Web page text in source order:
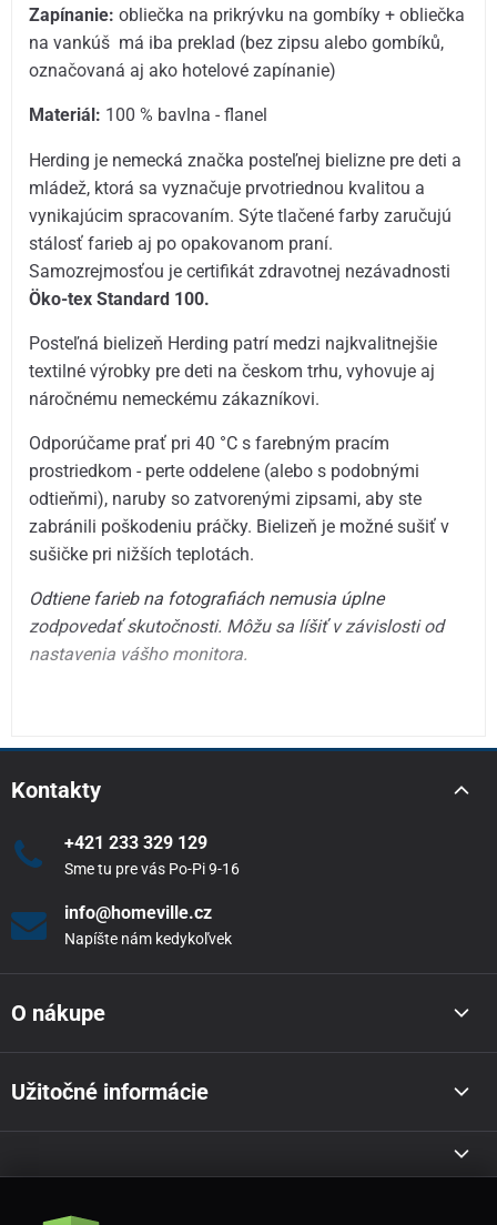
Zapínanie:obliečka na prikrývku na gombíky + obliečka
na vankúš má iba preklad (bez zipsu alebo gombíků,
označovaná aj ako hotelové zapínanie)
Materiál: 100 % bavlna - flanel
Herding je nemecká značka posteľnej bielizne pre deti a
mládež, ktorá sa vyznačuje prvotriednou kvalitou a
vynikajúcim spracovaním. Sýte tlačené farby zaručujú
stálosť farieb aj po opakovanom praní.
Samozrejmosťou je certifikát zdravotnej nezávadnosti
Öko-tex Standard 100.
Posteľná bielizeň Herding patrí medzi najkvalitnejšie
textilné výrobky pre deti na českom trhu, vyhovuje aj
náročnému nemeckému zákazníkovi.
Odporúčame prať pri 40 °C s farebným pracím
prostriedkom - perte oddelene (alebo s podobnými
odtieňmi), naruby so zatvorenými zipsami, aby ste
zabránili poškodeniu práčky. Bielizeň je možné sušiť v
sušičke pri nižších teplotách.
Odtiene farieb na fotografiách nemusia úplne
zodpovedať skutočnosti. Môžu sa líšiť v závislosti od
nastavenia vášho monitora.
Kontakty
+421 233 329 129
Sme tu pre vás Po-Pi 9-16
info@homeville.cz
Napíšte nám kedykoľvek
O nákupe
Užitočné informácie
Akcie a novinky e-mailom